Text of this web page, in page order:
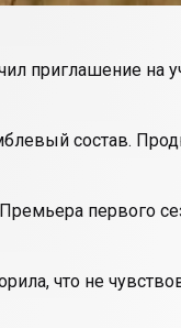
приглашение на
состав.
первого
что не